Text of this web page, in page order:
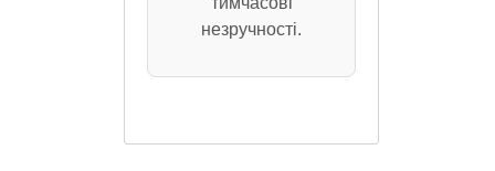
незручності.